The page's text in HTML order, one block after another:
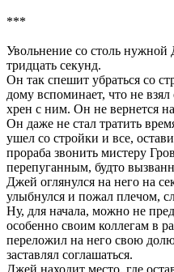
***
Увольнение со столь
тридцать секунд.
Он так спешит убраться со
дому вспоминает, что не
хрен с ним. Он не вернется
Он даже не стал тратить
ушел со стройки и все,
прораба звонить мистеру
перепуганным, будто
Джей оглянулся на него на
улыбнулся и пожал плечом,
Ну, для начала, можно не
особенно своим коллегам в
переложил на него свою
заставлял соглашаться.
Джей находит место, где